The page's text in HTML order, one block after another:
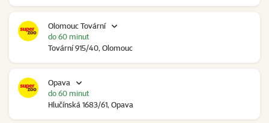
Olomouc Tovární
Tovární 915/40, Olomouc
do 60 minut
Opava
Hlučínská 1683/61, Opava
do 60 minut